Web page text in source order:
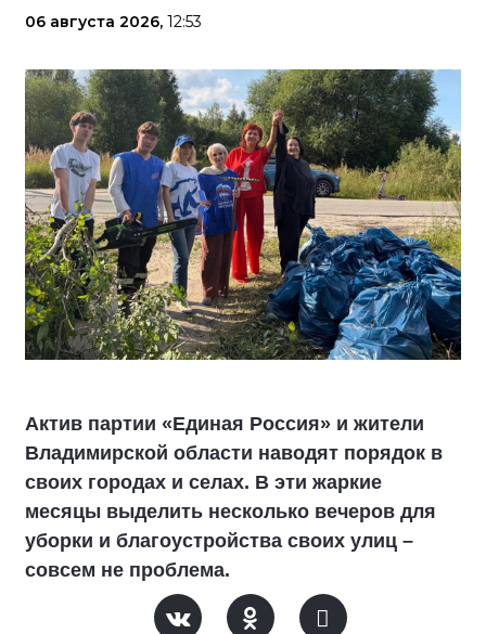
06 августа 2026, 12:53
Актив партии «Единая Россия» и жители
Владимирской области наводят порядок в
своих городах и селах. В эти жаркие
месяцы выделить несколько вечеров для
уборки и благоустройства своих улиц –
совсем не проблема.